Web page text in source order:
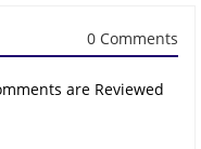
0 Comments
are Reviewed